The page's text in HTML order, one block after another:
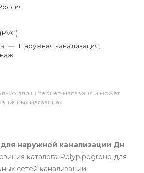
— Наружная канализация,
для интернет-магазина и может
магазинах
наружной канализации Дн
каталога Polypipegroup для
сетей канализации,